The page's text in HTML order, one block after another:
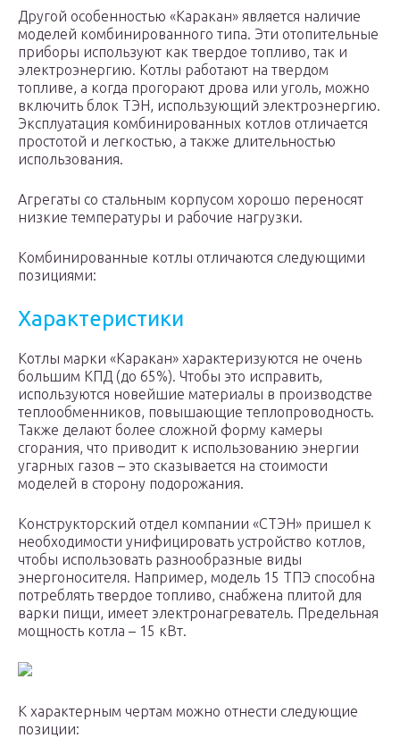
Другой особенностью «Каракан» является наличие
моделей комбинированного типа. Эти отопительные
приборы используют как твердое топливо, так и
электроэнергию. Котлы работают на твердом
топливе, а когда прогорают дрова или уголь, можно
включить блок ТЭН, использующий электроэнергию.
Эксплуатация комбинированных котлов отличается
простотой и легкостью, а также длительностью
использования.
Агрегаты со стальным корпусом хорошо переносят
низкие температуры и рабочие нагрузки.
Комбинированные котлы отличаются следующими
позициями:
Характеристики
Котлы марки «Каракан» характеризуются не очень
большим КПД (до 65%). Чтобы это исправить,
используются новейшие материалы в производстве
теплообменников, повышающие теплопроводность.
Также делают более сложной форму камеры
сгорания, что приводит к использованию энергии
угарных газов – это сказывается на стоимости
моделей в сторону подорожания.
Конструкторский отдел компании «СТЭН» пришел к
необходимости унифицировать устройство котлов,
чтобы использовать разнообразные виды
энергоносителя. Например, модель 15 ТПЭ способна
потреблять твердое топливо, снабжена плитой для
варки пищи, имеет электронагреватель. Предельная
мощность котла – 15 кВт.
К характерным чертам можно отнести следующие
позиции: